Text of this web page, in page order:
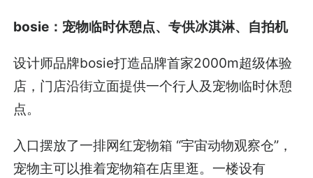
bosie：宠物临时休憩点、专供冰淇淋、自拍机
设计师品牌bosie打造品牌首家2000m超级体验
店，门店沿街立面提供一个行人及宠物临时休憩
点。
入口摆放了一排网红宠物箱 “宇宙动物观察仓”，
宠物主可以推着宠物箱在店里逛。一楼设有